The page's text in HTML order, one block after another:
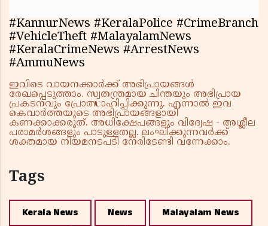
#KannurNews #KeralaPolice #CrimeBranch
#VehicleTheft #MalayalamNews
#KeralaCrimeNews #ArrestNews
#AmmuNews
ഇവിടെ വായനക്കാർക്ക് അഭിപ്രായങ്ങൾ
രേഖപ്പെടുത്താം. സ്വതന്ത്രമായ ചിന്തയും അഭിപ്രായ
പ്രകടനവും പ്രോത്സാഹിപ്പിക്കുന്നു. എന്നാൽ ഇവ
കെവാർത്തയുടെ അഭിപ്രായങ്ങളായി
കണക്കാക്കരുത്. അധിക്ഷേപങ്ങളും വിദ്വേഷ - അശ്ലീല
പരാമർശങ്ങളും പാടുള്ളതല്ല. ലംഘിക്കുന്നവർക്ക്
ശക്തമായ നിയമനടപടി നേരിടേണ്ടി വന്നേക്കാം.
Tags
Kerala News News Malayalam News